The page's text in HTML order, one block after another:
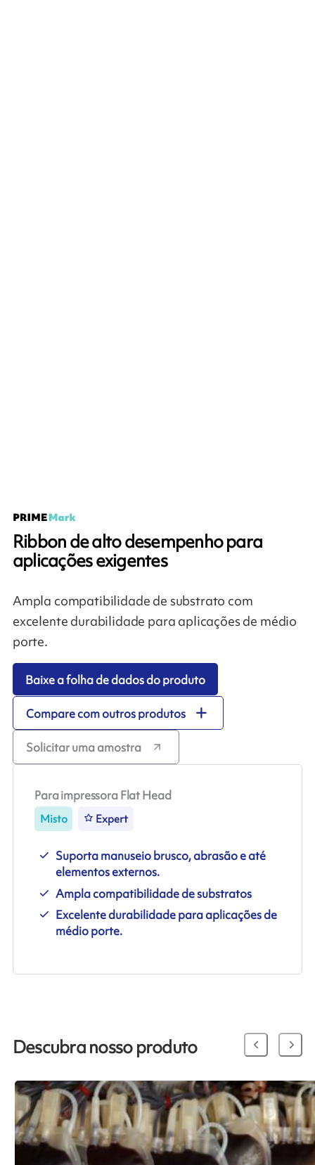
Ribbon de alto desempenho para
aplicações exigentes
Ampla compatibilidade de substrato com
excelente durabilidade para aplicações de médio
porte.
Baixe a folha de dados do produto
Compare com outros produtos
Solicitar uma amostra
Para impressora Flat Head
Misto Expert
Suporta manuseio brusco, abrasão e até
elementos externos.
Ampla compatibilidade de substratos
Excelente durabilidade para aplicações de
médio porte.
Descubra nosso produto